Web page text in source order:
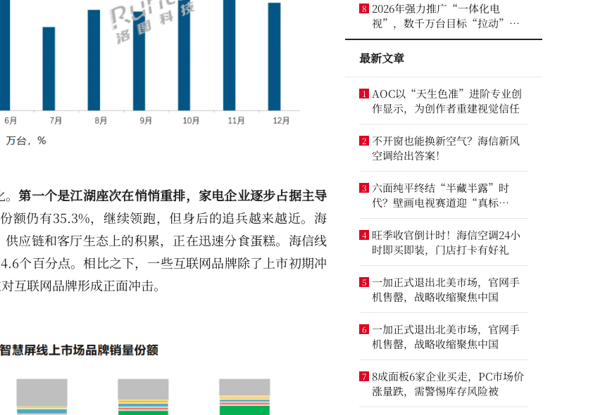
。第一个是江湖座次在悄悄重排，家电企业逐步占据主导
额仍有35.3%，继续领跑，但身后的追兵越来越近。海
应链和客厅生态上的积累，正在迅速分食蛋糕。海信线
个百分点。相比之下，一些互联网品牌除了上市初期冲
互联网品牌形成正面冲击。
8 2026年强力推广“一体化电
视”，数千万台目标“拉动”彩
电业？
最新文章
1
AOC以“天生色准”进阶专业创
作显示，为创作者重建视觉信任
2 不开窗也能换新空气？海信新风
空调给出答案！
3 六面纯平终结“半藏半露”时
代？壁画电视赛道迎“真标
准”之争
4 旺季收官倒计时！海信空调24小
时即买即装，门店打卡有好礼
5 一加正式退出北美市场，官网手
机售罄，战略收缩聚焦中国
6 一加正式退出北美市场，官网手
机售罄，战略收缩聚焦中国
7 8成面板6家企业买走，PC市场价
涨量跌，需警惕库存风险被